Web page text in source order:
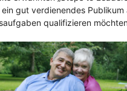
ein gut verdienendes
qualifizieren